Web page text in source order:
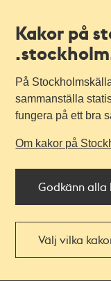
Kakor på
På
sammanställa
fungera på ett bra
Om kakor på
Godkänn alla
Välj vilka